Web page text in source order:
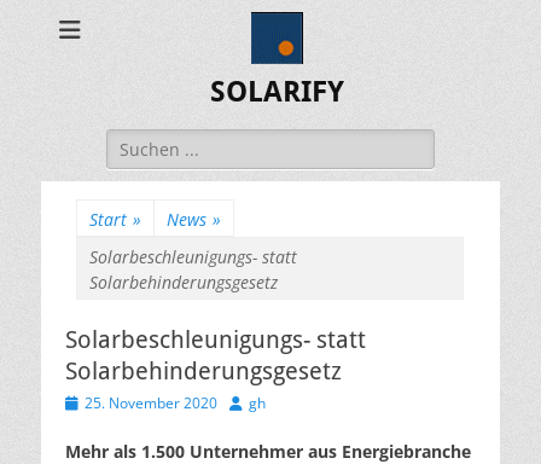
SOLARIFY
Suchen
nach:
Start » News »
Solarbeschleunigungs- statt
Solarbehinderungsgesetz
Solarbeschleunigungs- statt
Solarbehinderungsgesetz
Veröffentlicht
25. November 2020 Autor
gh
Mehr als 1.500 Unternehmer aus Energiebranche